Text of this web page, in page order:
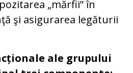
„mărfii” în
şi asigurarea legăturii
ale grupului